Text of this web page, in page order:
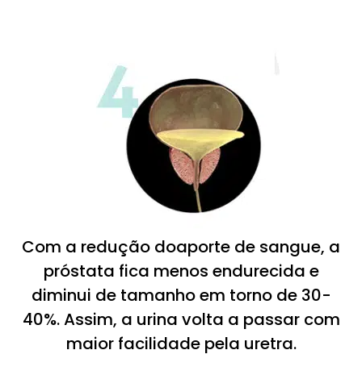
Com a redução doaporte de sangue, a
próstata fica menos endurecida e
diminui de tamanho em torno de 30-
40%. Assim, a urina volta a passar com
maior facilidade pela uretra.